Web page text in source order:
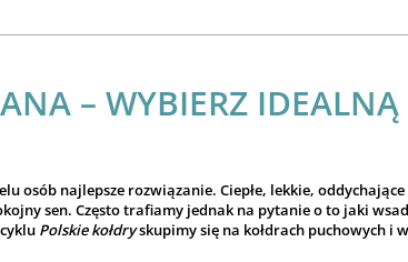
– WYBIERZ IDEALNĄ
osób najlepsze rozwiązanie. Ciepłe, lekkie,
sen. Często trafiamy jednak na pytanie o to jaki
Polskie kołdryskupimy się na kołdrach puchowych i